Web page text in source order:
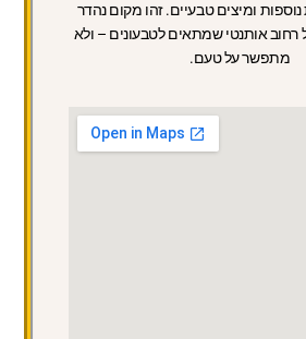
נוספות ומיצים טבעיים. זהו מקום נהדר
אותנטי שמתאים לטבעונים – ולא
מתפשר על טעם.